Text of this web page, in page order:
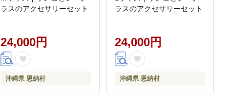
ラスのアクセサリーセット
24,000円
沖縄県 恩納村
ラスのアクセサリーセット
24,000円
沖縄県 恩納村